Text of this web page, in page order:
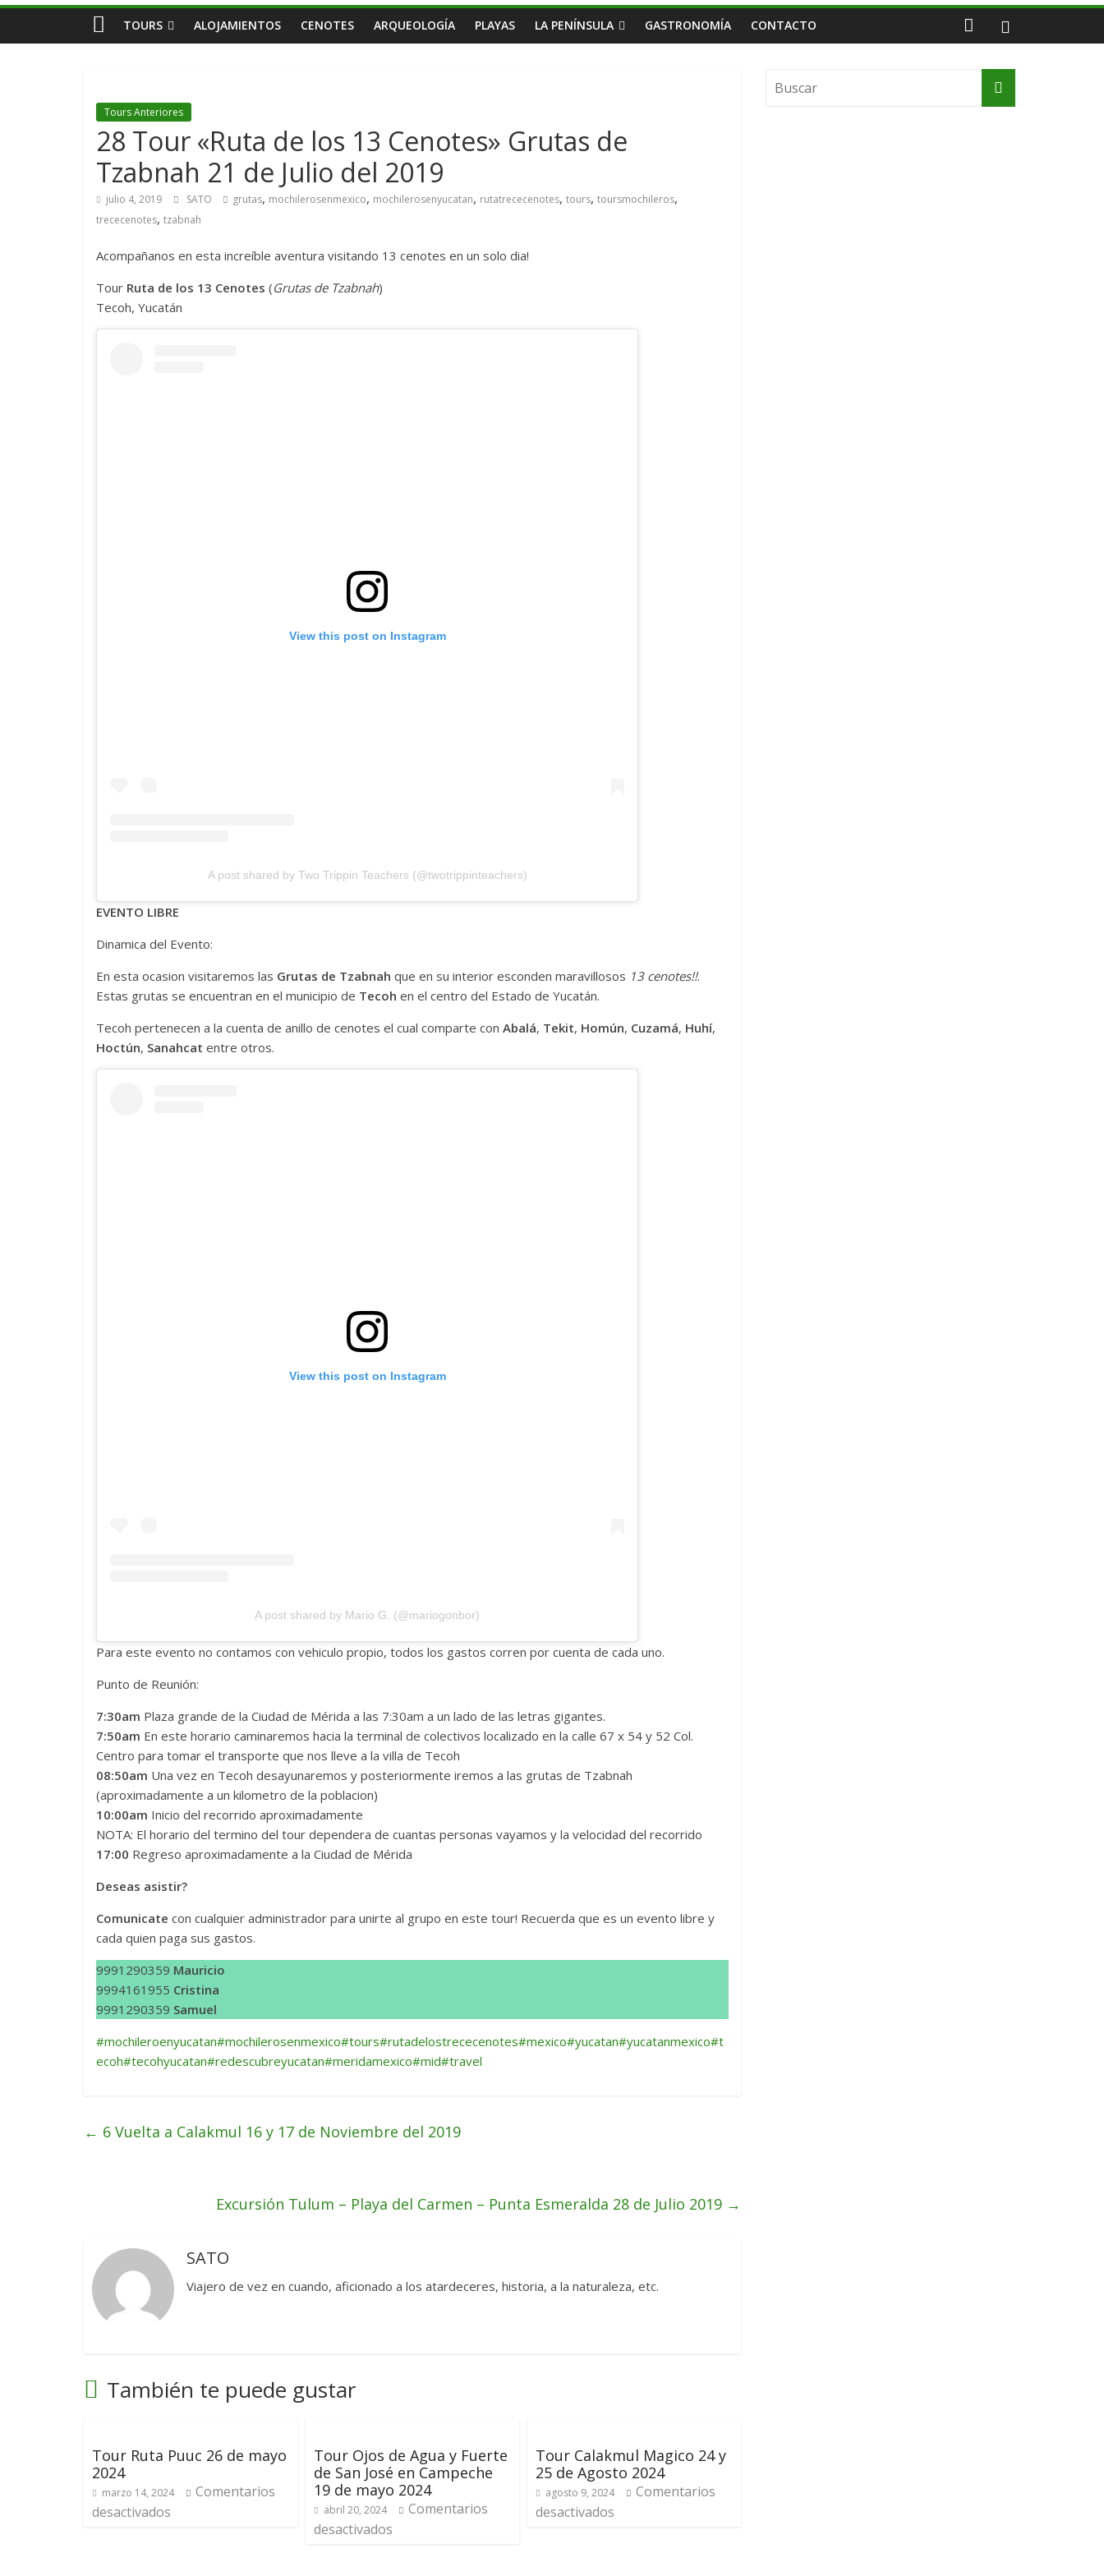
TOURS ALOJAMIENTOS CENOTES ARQUEOLOGÍA PLAYAS LA PENÍNSULA GASTRONOMÍA CONTACTO
Tours Anteriores
28 Tour «Ruta de los 13 Cenotes» Grutas de
Tzabnah 21 de Julio del 2019
julio 4, 2019 SATO grutas, mochilerosenmexico, mochilerosenyucatan, rutatrececenotes, tours, toursmochileros,
trececenotes, tzabnah
Acompañanos en esta increíble aventura visitando 13 cenotes en un solo dia!
Tour Ruta de los 13 Cenotes (Grutas de Tzabnah)
Tecoh, Yucatán
View this post on Instagram
A post shared by Two Trippin Teachers (@twotrippinteachers)
EVENTO LIBRE
Dinamica del Evento:
En esta ocasion visitaremos las Grutas de Tzabnah que en su interior esconden maravillosos 13 cenotes!!.
Estas grutas se encuentran en el municipio de Tecoh en el centro del Estado de Yucatán.
Tecoh pertenecen a la cuenta de anillo de cenotes el cual comparte con Abalá, Tekit, Homún, Cuzamá, Huhí,
Hoctún, Sanahcat entre otros.
View this post on Instagram
A post shared by Mario G. (@mariogonbor)
Para este evento no contamos con vehiculo propio, todos los gastos corren por cuenta de cada uno.
Punto de Reunión:
7:30am Plaza grande de la Ciudad de Mérida a las 7:30am a un lado de las letras gigantes.
7:50am En este horario caminaremos hacia la terminal de colectivos localizado en la calle 67 x 54 y 52 Col.
Centro para tomar el transporte que nos lleve a la villa de Tecoh
08:50am Una vez en Tecoh desayunaremos y posteriormente iremos a las grutas de Tzabnah
(aproximadamente a un kilometro de la poblacion)
10:00am Inicio del recorrido aproximadamente
NOTA: El horario del termino del tour dependera de cuantas personas vayamos y la velocidad del recorrido
17:00 Regreso aproximadamente a la Ciudad de Mérida
Deseas asistir?
Comunicate con cualquier administrador para unirte al grupo en este tour! Recuerda que es un evento libre y
cada quien paga sus gastos.
9991290359 Mauricio
9994161955 Cristina
9991290359 Samuel
#mochileroenyucatan#mochilerosenmexico#tours#rutadelostrececenotes#mexico#yucatan#yucatanmexico#t
ecoh#tecohyucatan#redescubreyucatan#meridamexico#mid#travel
← 6 Vuelta a Calakmul 16 y 17 de Noviembre del 2019
Excursión Tulum – Playa del Carmen – Punta Esmeralda 28 de Julio 2019 →
SATO
Viajero de vez en cuando, aficionado a los atardeceres, historia, a la naturaleza, etc.
También te puede gustar
Tour Ruta Puuc 26 de mayo
2024
marzo 14, 2024
Comentarios
desactivados
Tour Ojos de Agua y Fuerte
de San José en Campeche
19 de mayo 2024
abril 20, 2024
Comentarios
desactivados
Tour Calakmul Magico 24 y
25 de Agosto 2024
agosto 9, 2024
Comentarios
desactivados